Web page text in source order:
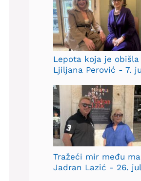
Lepota koja je
Ljiljana Perović - 7.
Tražeći mir među
Jadran Lazić - 26.